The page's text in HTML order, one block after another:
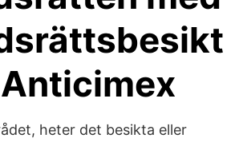
heter det besikta eller